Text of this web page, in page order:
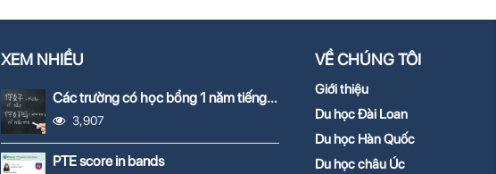
XEM NHIỀU
Các trường có học bổng 1 năm tiếng
Trung 2026
3,907
PTE score in bands
VỀ CHÚNG TÔI
Giới thiệu
Du học Đài Loan
Du học Hàn Quốc
Du học châu Úc